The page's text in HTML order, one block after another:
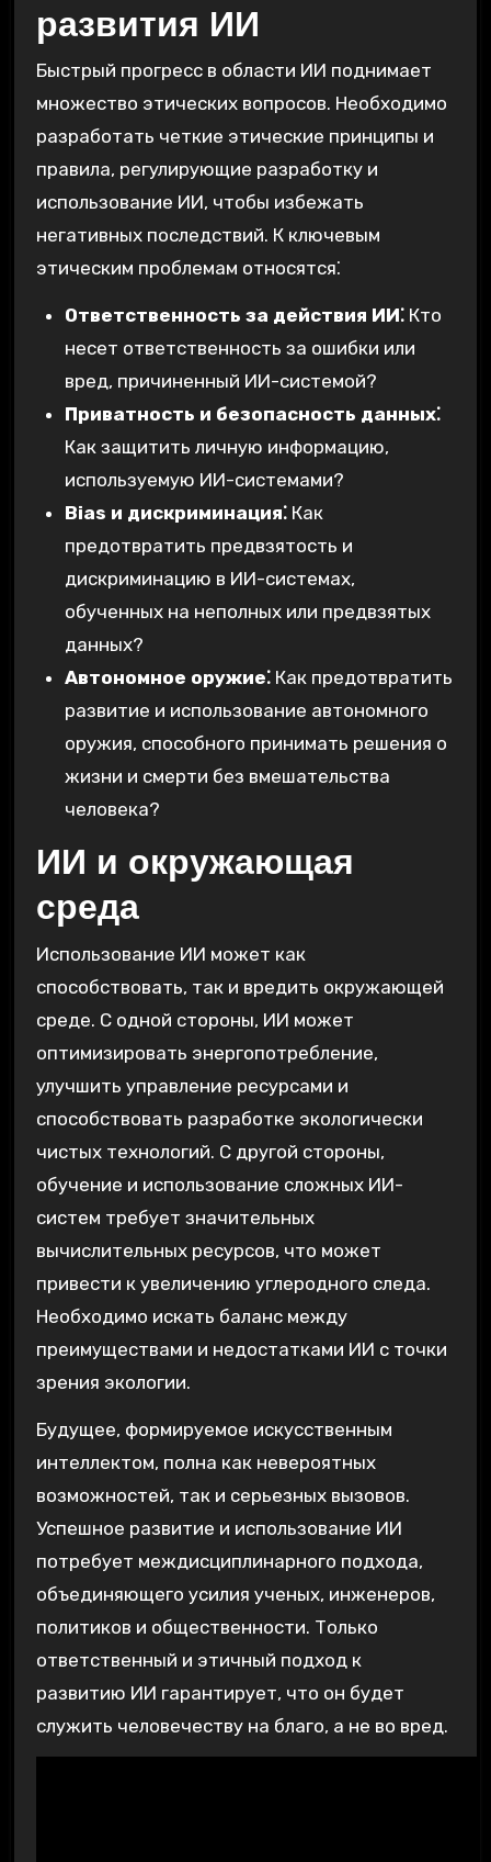
развития ИИ
Быстрый прогресс в области ИИ поднимает
множество этических вопросов. Необходимо
разработать четкие этические принципы и
правила, регулирующие разработку и
использование ИИ, чтобы избежать
негативных последствий. К ключевым
этическим проблемам относятся⁚
Ответственность за действия ИИ⁚Кто
несет ответственность за ошибки или
вред, причиненный ИИ-системой?
Приватность и безопасность данных⁚
Как защитить личную информацию,
используемую ИИ-системами?
Bias и дискриминация⁚Как
предотвратить предвзятость и
дискриминацию в ИИ-системах,
обученных на неполных или предвзятых
данных?
Автономное оружие⁚Как предотвратить
развитие и использование автономного
оружия, способного принимать решения о
жизни и смерти без вмешательства
человека?
ИИ и окружающая
среда
Использование ИИ может как
способствовать, так и вредить окружающей
среде. С одной стороны, ИИ может
оптимизировать энергопотребление,
улучшить управление ресурсами и
способствовать разработке экологически
чистых технологий. С другой стороны,
обучение и использование сложных ИИ-
систем требует значительных
вычислительных ресурсов, что может
привести к увеличению углеродного следа.
Необходимо искать баланс между
преимуществами и недостатками ИИ с точки
зрения экологии.
Будущее, формируемое искусственным
интеллектом, полна как невероятных
возможностей, так и серьезных вызовов.
Успешное развитие и использование ИИ
потребует междисциплинарного подхода,
объединяющего усилия ученых, инженеров,
политиков и общественности. Только
ответственный и этичный подход к
развитию ИИ гарантирует, что он будет
служить человечеству на благо, а не во вред.